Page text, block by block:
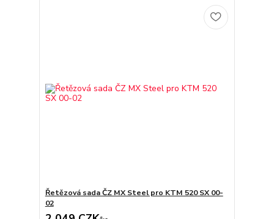
Řetězová sada ČZ MX Steel pro KTM 520 SX 00-
02